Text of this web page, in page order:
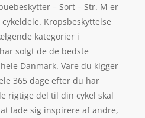
– Sort – Str. M er
Kropsbeskyttelse
kategorier i
solgt de de bedste
Danmark. Vare du kigger
365 dage efter du har
rigtige del til din cykel skal
lade sig inspirere af andre,